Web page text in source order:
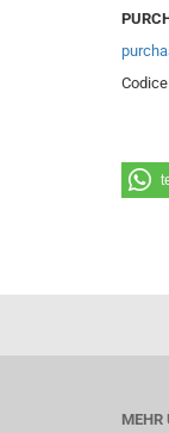
MEHR